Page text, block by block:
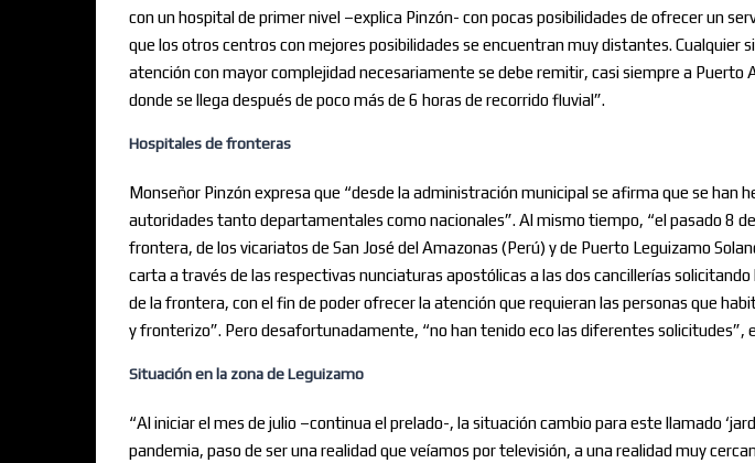
con un hospital de primer nivel –explica Pinzón- con pocas posibilidades de ofrecer un
que los otros centros con mejores posibilidades se encuentran muy distantes. Cualquier
atención con mayor complejidad necesariamente se debe remitir, casi siempre a Puerto
donde se llega después de poco más de 6 horas de recorrido fluvial”.
Hospitales de fronteras
Monseñor Pinzón expresa que “desde la administración municipal se afirma que se han
autoridades tanto departamentales como nacionales”. Al mismo tiempo, “el pasado 8
frontera, de los vicariatos de San José del Amazonas (Perú) y de Puerto Leguizamo
carta a través de las respectivas nunciaturas apostólicas a las dos cancillerías
de la frontera, con el fin de poder ofrecer la atención que requieran las personas que
y fronterizo”. Pero desafortunadamente, “no han tenido eco las diferentes solicitudes”,
Situación en la zona de Leguizamo
“Al iniciar el mes de julio –continua el prelado-, la situación cambio para este llamado
pandemia, paso de ser una realidad que veíamos por televisión, a una realidad muy